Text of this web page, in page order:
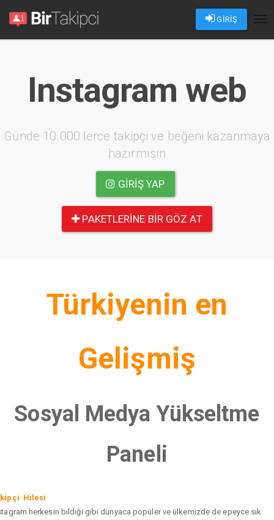
GİRİŞ
Instagram web
Günde 10.000 lerce takipçi ve beğeni kazanmaya
hazırmısın
GIRIŞ YAP
PAKETLERINE BIR GÖZ AT
Türkiyenin en
Gelişmiş
Sosyal Medya Yükseltme
Paneli
Hilesi
herkesin bildiği gibi dünyaca popüler ve ülkemizde de epeyce sık